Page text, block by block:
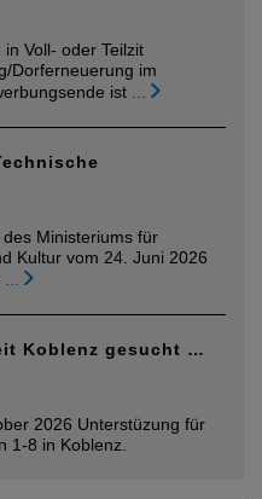
Voll- oder Teilzit
Dorferneuerung im
ist
Ministeriums für
Kultur vom 24. Juni 2026
Koblenz gesucht …
2026 Unterstüzung für
1-8 in Koblenz.